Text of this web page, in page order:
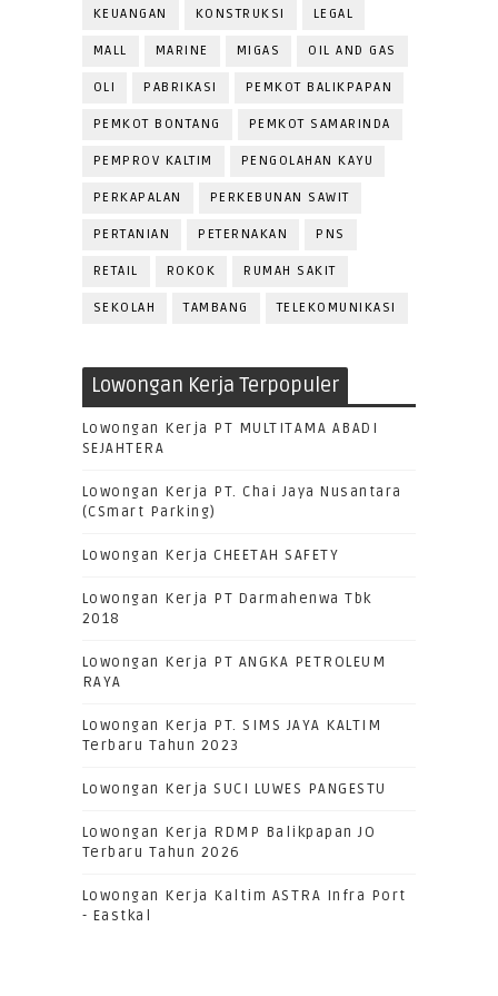
KEUANGAN KONSTRUKSI LEGAL
MALL MARINE MIGAS OIL AND GAS
OLI PABRIKASI PEMKOT BALIKPAPAN
PEMKOT BONTANG PEMKOT SAMARINDA
PEMPROV KALTIM PENGOLAHAN KAYU
PERKAPALAN PERKEBUNAN SAWIT
PERTANIAN PETERNAKAN PNS
RETAIL ROKOK RUMAH SAKIT
SEKOLAH TAMBANG TELEKOMUNIKASI
Lowongan Kerja Terpopuler
Lowongan Kerja PT MULTITAMA ABADI
SEJAHTERA
Lowongan Kerja PT. Chai Jaya Nusantara
(CSmart Parking)
Lowongan Kerja CHEETAH SAFETY
Lowongan Kerja PT Darmahenwa Tbk
2018
Lowongan Kerja PT ANGKA PETROLEUM
RAYA
Lowongan Kerja PT. SIMS JAYA KALTIM
Terbaru Tahun 2023
Lowongan Kerja SUCI LUWES PANGESTU
Lowongan Kerja RDMP Balikpapan JO
Terbaru Tahun 2026
Lowongan Kerja Kaltim ASTRA Infra Port
- Eastkal